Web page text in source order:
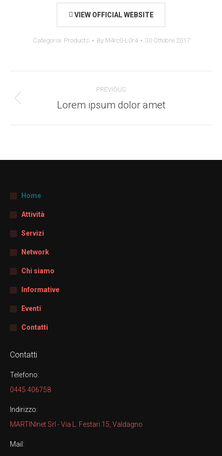
VIEW OFFICIAL WEBSITE
Categoria: Products By M4rc0-L0r4 30 Ottobre 2017
navigation
PREVIOUS
Previous
Lorem ipsum dolor amet
Home
Attività
Servizi
Network
Chi siamo
Informative
Eventi
Contatti
Contatti
Telefono:
0445 406758
Indirizzo:
MARTINInet Srl - Via L. Festari 15, Valdagno
Mail: